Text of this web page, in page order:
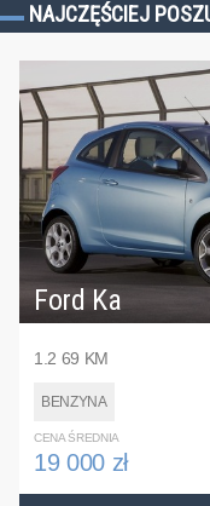
NAJCZĘŚCIEJ
Ford Ka
1.2 69 KM
BENZYNA
CENA ŚREDNIA
19 000 zł